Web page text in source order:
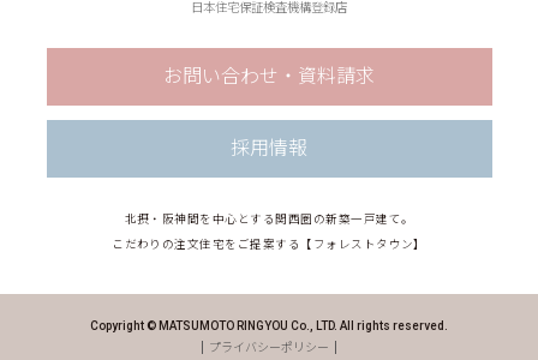
日本住宅保証検査機構登録店
お問い合わせ・資料請求
採用情報
北摂・阪神間を中心とする関西圏の新築一戸建て。
こだわりの注文住宅をご提案する【フォレストタウン】
Copyright © MATSUMOTO RINGYOU Co., LTD. All rights reserved.
プライバシーポリシー